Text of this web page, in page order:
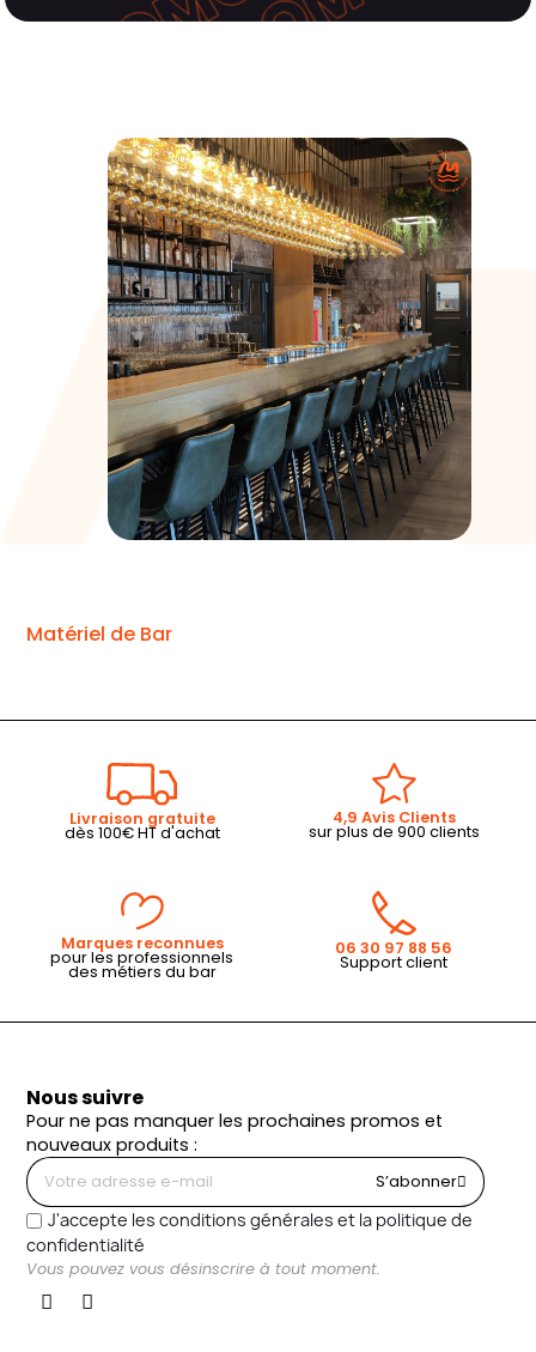
Matériel de Bar
Livraison gratuite
dès 100€ HT d'achat
4,9 Avis Clients
sur plus de 900 clients
Marques reconnues
pour les professionnels
des métiers du bar
06 30 97 88 56
Support client
Nous suivre
Pour ne pas manquer les prochaines promos et
nouveaux produits :
S’abonner
J'accepte les conditions générales et la politique de
confidentialité
Vous pouvez vous désinscrire à tout moment.